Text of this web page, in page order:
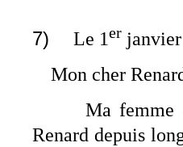
7) Le 1er
Mon cher
Ma femme
Renard depuis